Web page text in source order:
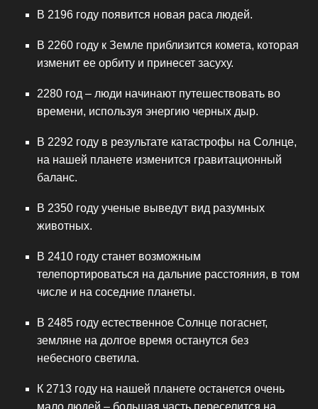
В 2196 году появится новая раса людей.
В 2260 году к Земле приблизится комета, которая
изменит ее орбиту и принесет засуху.
2280 год – люди начинают путешествовать во
времени, используя энергию черных дыр.
В 2292 году в результате катастрофы на Солнце,
на нашей планете изменится гравитационный
баланс.
В 2350 году ученые выведут вид разумных
животных.
В 2410 году станет возможным
телепортироваться на дальние расстояния, в том
числе и на соседние планеты.
В 2485 году естественное Солнце погаснет,
земляне на долгое время останутся без
небесного светила.
К 2713 году на нашей планете останется очень
мало людей – большая часть переселится на